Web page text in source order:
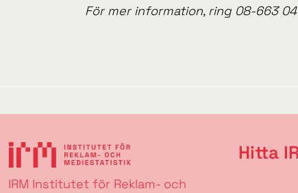
För mer information, ring 08-663
IRM Institutet för Reklam- och
Hitta